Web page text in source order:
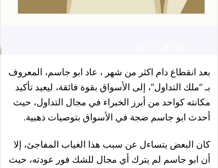
بعد انقطاع دام اكثر من شهر ، عاد ابو جاسم، المعروف
بـ “ملك التداول”، إلى الأسواق بقوة فائقة، ليعيد تأكيد
مكانته كواحد من أبرز الخبراء في مجال التداول، حيث
أحدث ابو جاسم ضجة في الأسواق بتوصيات ذهبية.
كان البعض يتساءل عن سبب هذا الغياب المفاجئ، إلا
أن ابو جاسم لم يترك أي مجال للشك فور عودته، حيث